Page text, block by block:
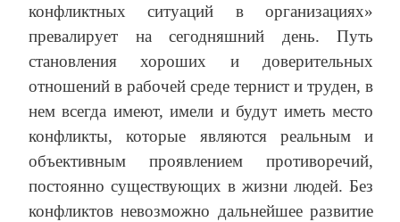
конфликтных ситуаций в организациях»
превалирует на сегодняшний день. Путь
становления хороших и доверительных
отношений в рабочей среде тернист и труден, в
нем всегда имеют, имели и будут иметь место
конфликты, которые являются реальным и
объективным проявлением противоречий,
постоянно существующих в жизни людей. Без
конфликтов невозможно дальнейшее развитие